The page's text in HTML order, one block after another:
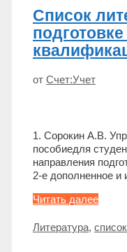
Список
от Счет:Учет
1. Сорокин А.В.
пособиедля
направления
2-е дополненное
Читать далееСписок
по
Метки
Литература,